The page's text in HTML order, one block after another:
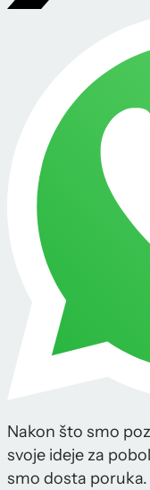
Nakon što smo
svoje ideje za
smo dosta poruka.